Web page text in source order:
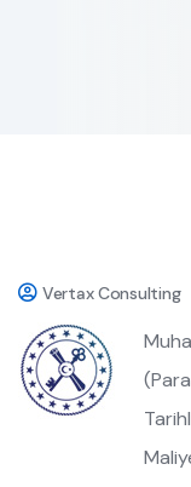
Vertax Consulting